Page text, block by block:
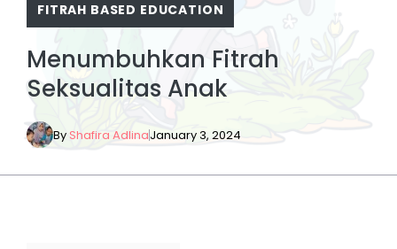
FITRAH BASED EDUCATION
Menumbuhkan Fitrah
Seksualitas Anak
ByShafira AdlinaJanuary 3, 2024